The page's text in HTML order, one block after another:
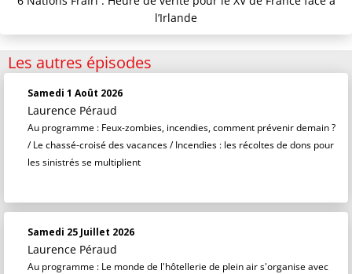
l’Irlande
Les autres épisodes
Samedi 1 Août 2026
Laurence Péraud
Au programme : Feux-zombies, incendies, comment prévenir demain ?
/ Le chassé-croisé des vacances / Incendies : les récoltes de dons pour
les sinistrés se multiplient
Samedi 25 Juillet 2026
Laurence Péraud
Au programme : Le monde de l'hôtellerie de plein air s'organise avec